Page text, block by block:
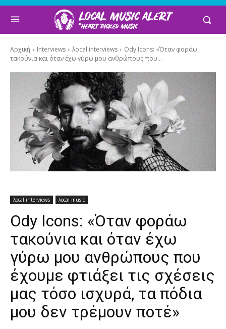
Αρχική Interviews λocal interviews
Ody Icons: «Όταν φοράω
τακούνια και όταν έχω γύρω μου ανθρώπους που...
λocal interviews λocal music
Ody Icons: «Όταν φοράω
τακούνια και όταν έχω
γύρω μου ανθρώπους που
έχουμε φτιάξει τις σχέσεις
μας τόσο ισχυρά, τα πόδια
μου δεν τρέμουν ποτέ»